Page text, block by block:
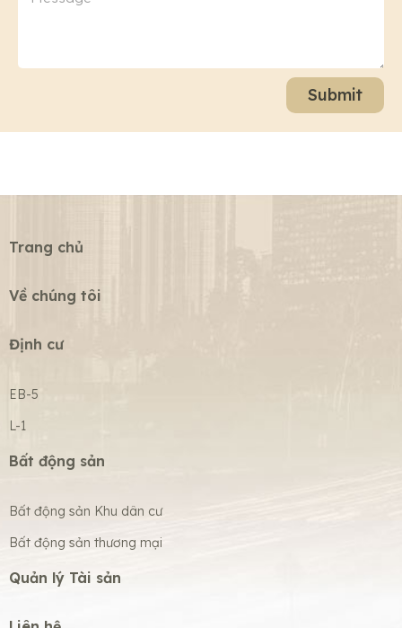
Submit
Trang chủ
Về chúng tôi
Định cư
EB-5
L-1
Bất động sản
Bất động sản Khu dân cư
Bất động sản thương mại
Quản lý Tài sản